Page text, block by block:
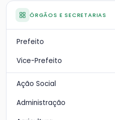
ÓRGÃOS E SECRETARIAS
Prefeito
Vice-Prefeito
Ação Social
Administração